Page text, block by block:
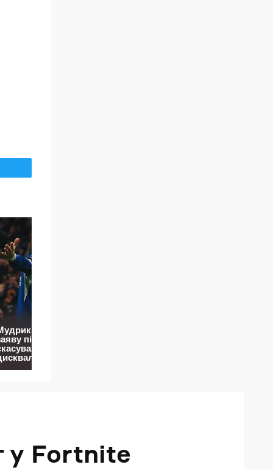
у Fortnite